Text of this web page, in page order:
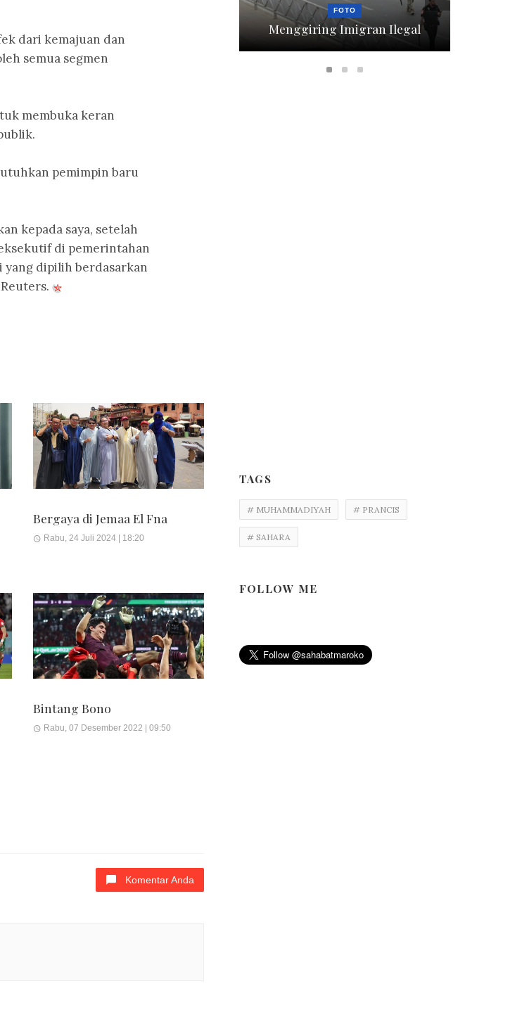
dari kemajuan dan
semua segmen
membuka keran
pemimpin baru
kepada saya, setelah
di pemerintahan
dipilih berdasarkan
Bergaya di Jemaa El Fna
Rabu, 24 Juli 2024 | 18:20
Bintang Bono
Rabu, 07 Desember 2022 | 09:50
Komentar Anda
FOTO
Menggiring Imigran Ilegal
TAGS
# MUHAMMADIYAH # PRANCIS
# SAHARA
FOLLOW ME